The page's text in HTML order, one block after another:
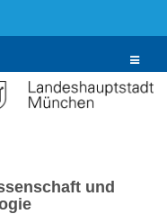
Toggle
und